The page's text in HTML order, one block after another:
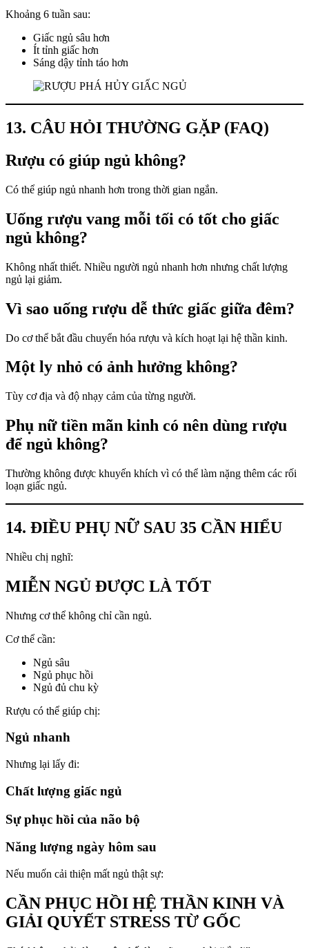
Khoảng 6 tuần sau:
Giấc ngủ sâu hơn
Ít tỉnh giấc hơn
Sáng dậy tỉnh táo hơn
13. CÂU HỎI THƯỜNG GẶP (FAQ)
Rượu có giúp ngủ không?
Có thể giúp ngủ nhanh hơn trong thời gian ngắn.
Uống rượu vang mỗi tối có tốt cho giấc
ngủ không?
Không nhất thiết. Nhiều người ngủ nhanh hơn nhưng chất lượng
ngủ lại giảm.
Vì sao uống rượu dễ thức giấc giữa đêm?
Do cơ thể bắt đầu chuyển hóa rượu và kích hoạt lại hệ thần kinh.
Một ly nhỏ có ảnh hưởng không?
Tùy cơ địa và độ nhạy cảm của từng người.
Phụ nữ tiền mãn kinh có nên dùng rượu
để ngủ không?
Thường không được khuyến khích vì có thể làm nặng thêm các rối
loạn giấc ngủ.
14. ĐIỀU PHỤ NỮ SAU 35 CẦN HIỂU
Nhiều chị nghĩ:
MIỄN NGỦ ĐƯỢC LÀ TỐT
Nhưng cơ thể không chỉ cần ngủ.
Cơ thể cần:
Ngủ sâu
Ngủ phục hồi
Ngủ đủ chu kỳ
Rượu có thể giúp chị:
Ngủ nhanh
Nhưng lại lấy đi:
Chất lượng giấc ngủ
Sự phục hồi của não bộ
Năng lượng ngày hôm sau
Nếu muốn cải thiện mất ngủ thật sự:
CẦN PHỤC HỒI HỆ THẦN KINH VÀ
GIẢI QUYẾT STRESS TỪ GỐC